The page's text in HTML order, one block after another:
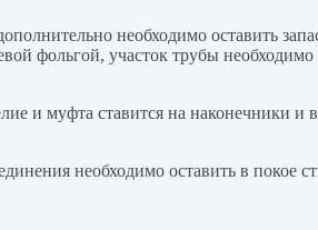
необходимо оставить
фольгой, участок трубы
и муфта ставится на наконечники и
необходимо оставить в покое